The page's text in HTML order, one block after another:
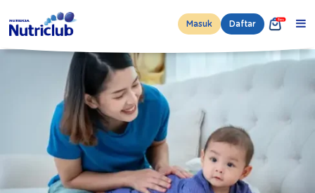
Masuk Daftar